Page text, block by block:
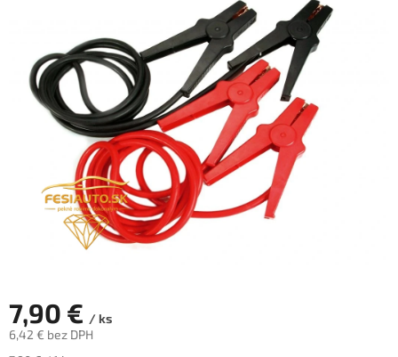
hviezdičiek.
7,90 € / ks
6,42 € bez DPH